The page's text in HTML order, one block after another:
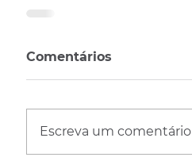
Comentários
Escreva um comentário